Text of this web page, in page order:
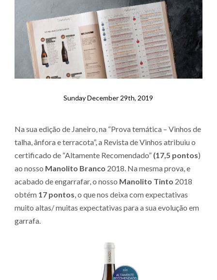
Sunday December 29th, 2019
Na sua edição de Janeiro, na “Prova temática – Vinhos de
talha, ânfora e terracota”, a Revista de Vinhos atribuiu o
certificado de “Altamente Recomendado” (17,5 pontos)
ao nosso Manolito Branco 2018. Na mesma prova, e
acabado de engarrafar, o nosso Manolito Tinto 2018
obtém 17 pontos, o que nos deixa com expectativas
muito altas/ muitas expectativas para a sua evolução em
garrafa.